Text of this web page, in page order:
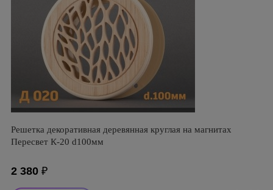
Решетка декоративная деревянная круглая на магнитах
Пересвет К-20 d100мм
2 380 ₽